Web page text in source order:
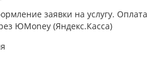
заявки на услугу. Оплата
ЮMoney (Яндекс.Касса)